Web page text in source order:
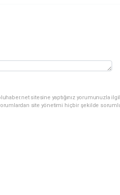
sitesine yaptığınız yorumunuzla
site yönetimi hiçbir şekilde